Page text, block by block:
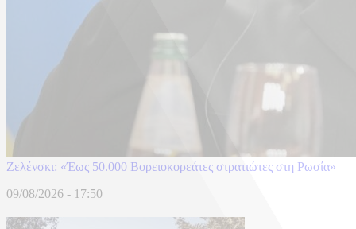
Ζελένσκι: «Έως 50.000 Βορειοκορεάτες στρατιώτες στη Ρωσία»
09/08/2026 - 17:50